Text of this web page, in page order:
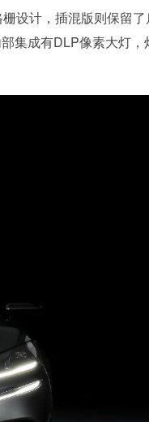
设计，插混版则保留
集成有DLP像素大灯，